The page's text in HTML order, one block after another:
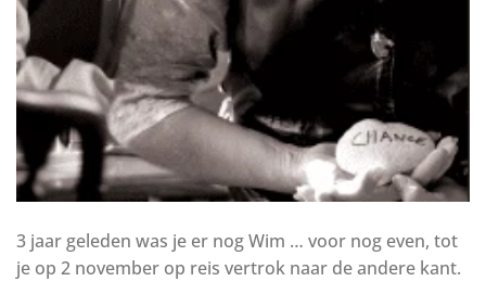
3 jaar geleden was je er nog Wim … voor nog even, tot
je op 2 november op reis vertrok naar de andere kant.